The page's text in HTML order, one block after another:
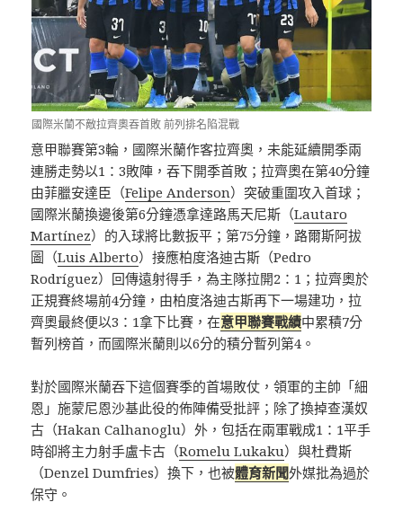
國際米蘭不敵拉齊奧吞首敗 前列排名陷混戰
意甲聯賽第3輪，國際米蘭作客拉齊奧，未能延續開季兩
連勝走勢以1：3敗陣，吞下開季首敗；拉齊奧在第40分鐘
由菲臘安達臣（Felipe Anderson）突破重圍攻入首球；
國際米蘭換邊後第6分鐘憑拿達路馬天尼斯（Lautaro
Martínez）的入球將比數扳平；第75分鐘，路爾斯阿拔
圖（Luis Alberto）接應柏度洛迪古斯（Pedro
Rodríguez）回傳遠射得手，為主隊拉開2：1；拉齊奧於
正規賽終場前4分鐘，由柏度洛迪古斯再下一場建功，拉
齊奧最終便以3：1拿下比賽，在意甲聯賽戰績中累積7分
暫列榜首，而國際米蘭則以6分的積分暫列第4。
對於國際米蘭吞下這個賽季的首場敗仗，領軍的主帥「細
恩」施蒙尼恩沙基此役的佈陣備受批評；除了換掉查漢奴
古（Hakan Calhanoglu）外，包括在兩軍戰成1：1平手
時卻將主力射手盧卡古（Romelu Lukaku）與杜費斯
（Denzel Dumfries）換下，也被體育新聞外媒批為過於
保守。